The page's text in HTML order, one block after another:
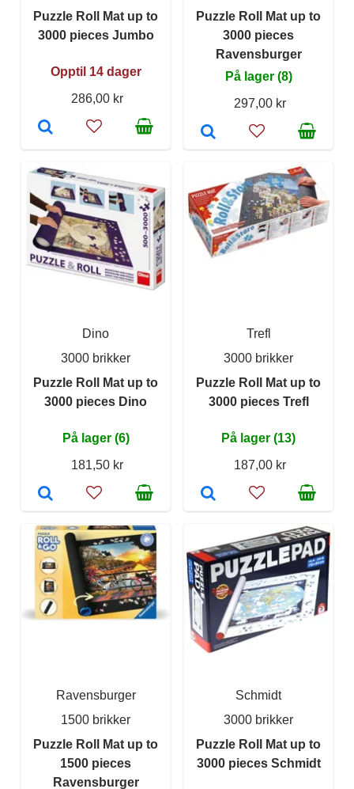
Puzzle Roll Mat up to
3000 pieces Jumbo
Opptil 14 dager
286,00 kr
Puzzle Roll Mat up to
3000 pieces
Ravensburger
På lager (8)
297,00 kr
Dino
3000 brikker
Puzzle Roll Mat up to
3000 pieces Dino
På lager (6)
181,50 kr
Trefl
3000 brikker
Puzzle Roll Mat up to
3000 pieces Trefl
På lager (13)
187,00 kr
Ravensburger
1500 brikker
Puzzle Roll Mat up to
1500 pieces
Ravensburger
Schmidt
3000 brikker
Puzzle Roll Mat up to
3000 pieces Schmidt